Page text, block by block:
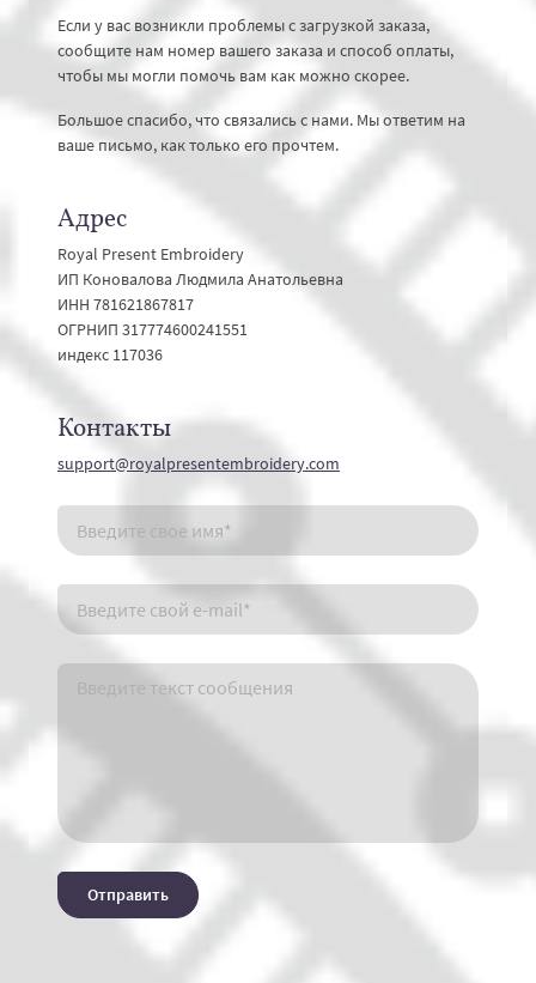
Если у вас возникли проблемы с загрузкой заказа,
сообщите нам номер вашего заказа и способ оплаты,
чтобы мы могли помочь вам как можно скорее.
Большое спасибо, что связались с нами. Мы ответим на
ваше письмо, как только его прочтем.
Адрес
Royal Present Embroidery
ИП Коновалова Людмила Анатольевна
ИНН 781621867817
ОГРНИП 317774600241551
индекс 117036
Контакты
support@royalpresentembroidery.com
Отправить